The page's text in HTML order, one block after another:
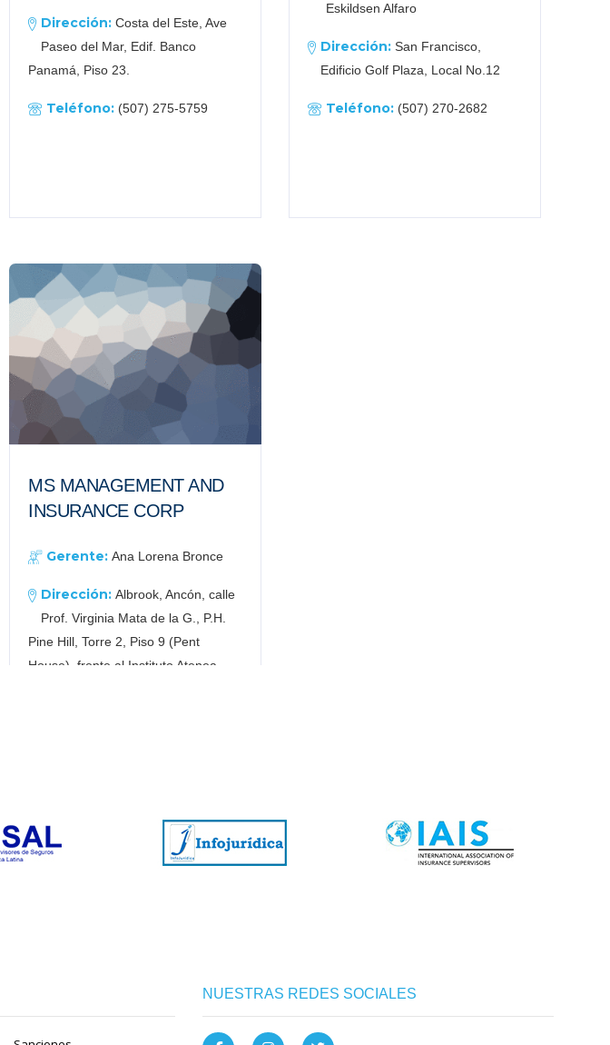
Dirección:Costa del Este, Ave
Paseo del Mar, Edif. Banco
Panamá, Piso 23.
Teléfono: (507) 275-5759
Eskildsen Alfaro
Dirección: San Francisco,
Edificio Golf Plaza, Local No.12
Teléfono: (507) 270-2682
MS MANAGEMENT AND
INSURANCE CORP
Gerente:Ana Lorena Bronce
Dirección:Albrook, Ancón, calle
Prof. Virginia Mata de la G., P.H.
Pine Hill, Torre 2, Piso 9 (Pent
House), frente al Instituto Atenea.
NUESTRAS REDES SOCIALES